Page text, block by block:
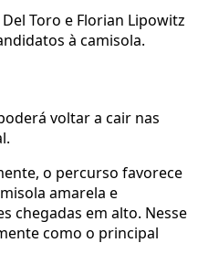
Del Toro e Florian Lipowitz
à camisola.
voltar a cair nas
o percurso favorece
amarela e
chegadas em alto. Nesse
como o principal